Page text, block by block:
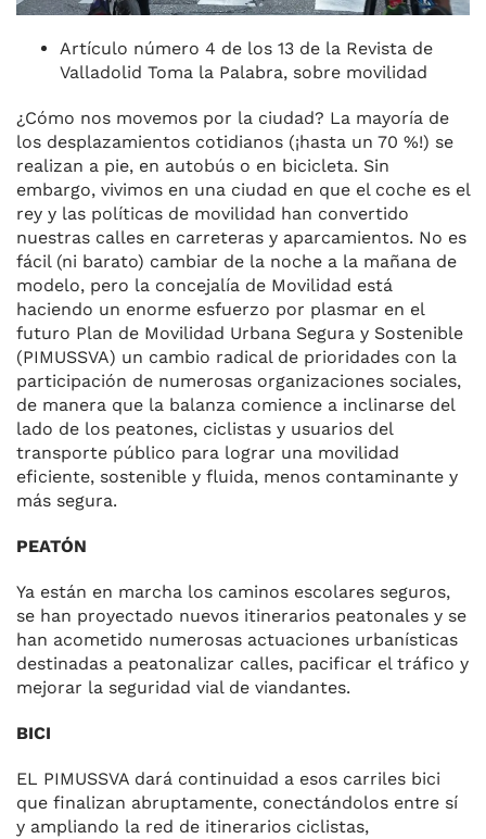
Artículo número 4 de los 13 de la Revista de
Valladolid Toma la Palabra, sobre movilidad
¿Cómo nos movemos por la ciudad? La mayoría de
los desplazamientos cotidianos (¡hasta un 70 %!) se
realizan a pie, en autobús o en bicicleta. Sin
embargo, vivimos en una ciudad en que el coche es el
rey y las políticas de movilidad han convertido
nuestras calles en carreteras y aparcamientos. No es
fácil (ni barato) cambiar de la noche a la mañana de
modelo, pero la concejalía de Movilidad está
haciendo un enorme esfuerzo por plasmar en el
futuro Plan de Movilidad Urbana Segura y Sostenible
(PIMUSSVA) un cambio radical de prioridades con la
participación de numerosas organizaciones sociales,
de manera que la balanza comience a inclinarse del
lado de los peatones, ciclistas y usuarios del
transporte público para lograr una movilidad
eficiente, sostenible y fluida, menos contaminante y
más segura.
PEATÓN
Ya están en marcha los caminos escolares seguros,
se han proyectado nuevos itinerarios peatonales y se
han acometido numerosas actuaciones urbanísticas
destinadas a peatonalizar calles, pacificar el tráfico y
mejorar la seguridad vial de viandantes.
BICI
EL PIMUSSVA dará continuidad a esos carriles bici
que finalizan abruptamente, conectándolos entre sí
y ampliando la red de itinerarios ciclistas,